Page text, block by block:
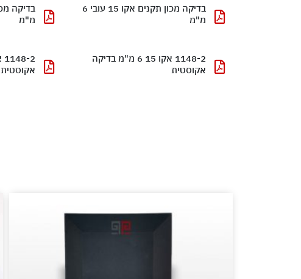
בדיקה מכון תקנים אקו 15 עובי 6
מ"מ
מ"מ
1148-2 אקו 15 6 מ"מ בדיקה
אקוסטית
אקוסטית